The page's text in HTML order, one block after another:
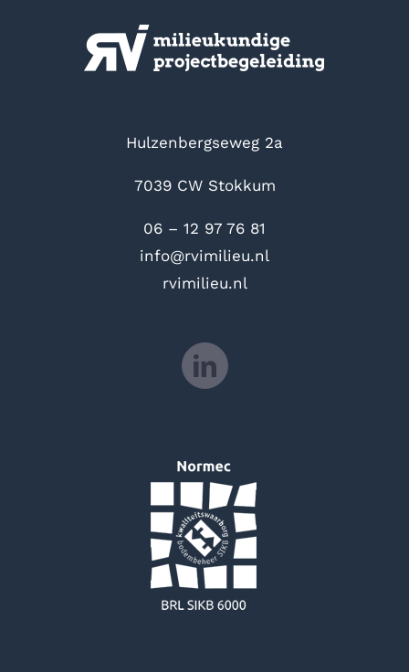
Hulzenbergseweg 2a
7039 CW Stokkum
06 – 12 97 76 81
info@rvimilieu.nl
rvimilieu.nl